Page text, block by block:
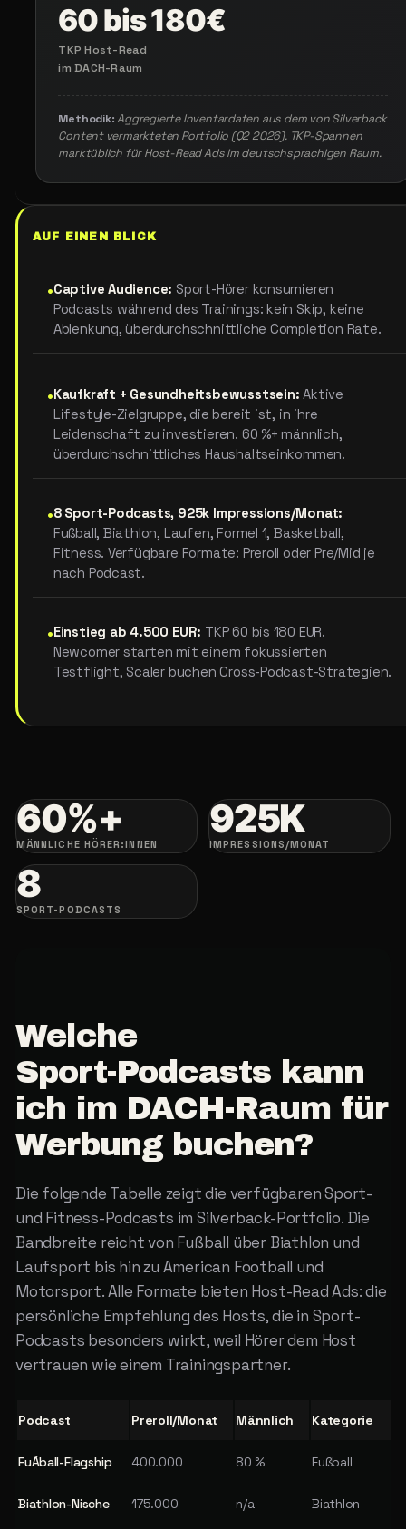
60 bis 180€
TKP Host-Read
im DACH-Raum
Methodik:Aggregierte Inventardaten aus dem von Silverback
Content vermarkteten Portfolio (Q2 2026). TKP-Spannen
marktüblich für Host-Read Ads im deutschsprachigen Raum.
AUF EINEN BLICK
•Captive Audience: Sport-Hörer konsumieren
Podcasts während des Trainings: kein Skip, keine
Ablenkung, überdurchschnittliche Completion Rate.
•Kaufkraft + Gesundheitsbewusstsein: Aktive
Lifestyle-Zielgruppe, die bereit ist, in ihre
Leidenschaft zu investieren. 60 %+ männlich,
überdurchschnittliches Haushaltseinkommen.
•8 Sport-Podcasts, 925k Impressions/Monat:
Fußball, Biathlon, Laufen, Formel 1, Basketball,
Fitness. Verfügbare Formate: Preroll oder Pre/Mid je
nach Podcast.
•Einstieg ab 4.500 EUR: TKP 60 bis 180 EUR.
Newcomer starten mit einem fokussierten
Testflight, Scaler buchen Cross-Podcast-Strategien.
60%+
MÄNNLICHE HÖRER:INNEN
925K
IMPRESSIONS/MONAT
8
SPORT-PODCASTS
Welche
Sport-Podcasts kann
ich im DACH-Raum für
Werbung buchen?
Die folgende Tabelle zeigt die verfügbaren Sport-
und Fitness-Podcasts im Silverback-Portfolio. Die
Bandbreite reicht von Fußball über Biathlon und
Laufsport bis hin zu American Football und
Motorsport. Alle Formate bieten Host-Read Ads: die
persönliche Empfehlung des Hosts, die in Sport-
Podcasts besonders wirkt, weil Hörer dem Host
vertrauen wie einem Trainingspartner.
Podcast Preroll/Monat Männlich Kategorie
FuÃball-Flagship 400.000 80 % Fußball
Biathlon-Nische 175.000 n/a Biathlon